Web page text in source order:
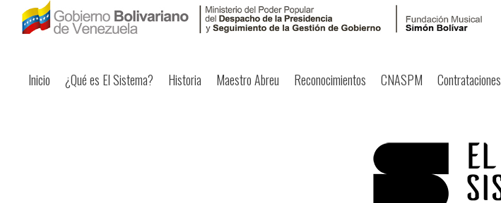
Inicio ¿Qué es El Sistema? Historia Maestro Abreu Reconocimientos CNASPM Contrataciones